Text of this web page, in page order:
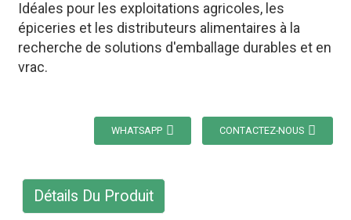
Idéales pour les exploitations agricoles, les
épiceries et les distributeurs alimentaires à la
recherche de solutions d'emballage durables et en
vrac.
WHATSAPP CONTACTEZ-NOUS
Détails Du Produit